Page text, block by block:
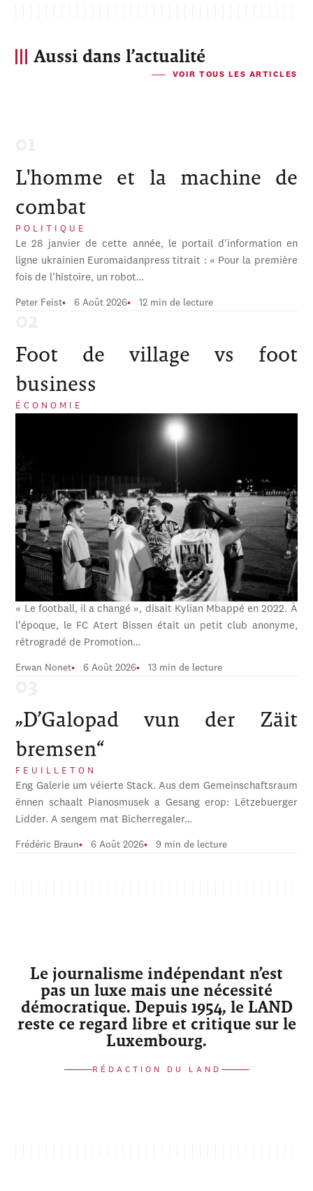
Aussi dans l’actualité
VOIR TOUS LES ARTICLES
L'homme et la machine de
combat
POLITIQUE
Le 28 janvier de cette année, le portail d'information en
ligne ukrainien Euromaidanpress titrait : « Pour la première
fois de l'histoire, un robot…
Peter Feist 6 Août 2026 12 min de lecture
Foot de village vs foot
business
ÉCONOMIE
« Le football, il a changé », disait Kylian Mbappé en 2022. À
l’époque, le FC Atert Bissen était un petit club anonyme,
rétrogradé de Promotion…
Erwan Nonet 6 Août 2026 13 min de lecture
„D’Galopad vun der Zäit
bremsen“
FEUILLETON
Eng Galerie um véierte Stack. Aus dem Gemeinschaftsraum
ënnen schaalt Pianosmusek a Gesang erop: Lëtzebuerger
Lidder. A sengem mat Bicherregaler…
Frédéric Braun 6 Août 2026 9 min de lecture
Le journalisme indépendant n’est
pas un luxe mais une nécessité
démocratique. Depuis 1954, le LAND
reste ce regard libre et critique sur le
Luxembourg.
RÉDACTION DU LAND